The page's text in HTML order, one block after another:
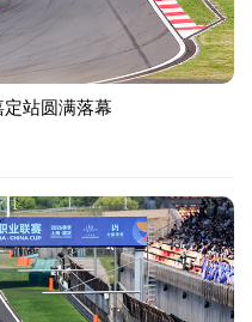
站圆满落幕